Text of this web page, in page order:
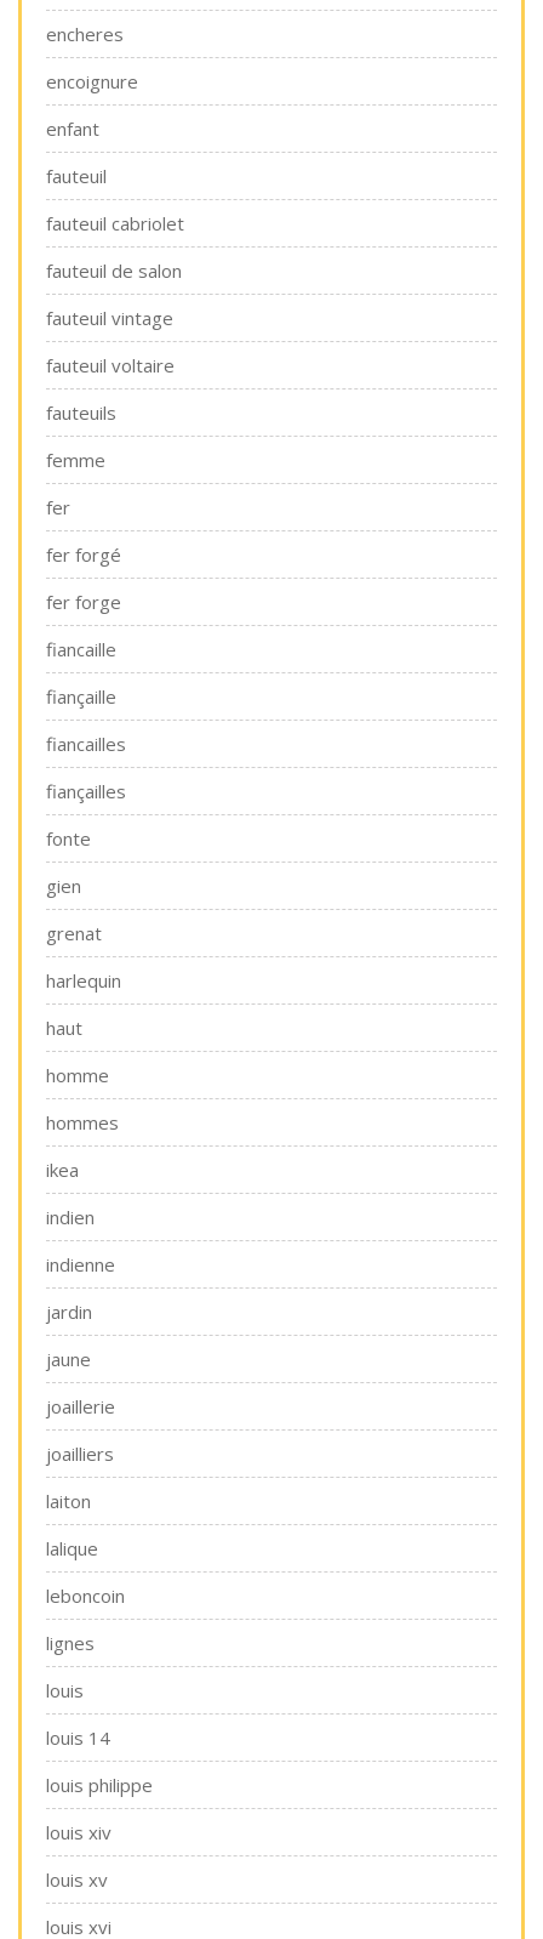
encheres
encoignure
enfant
fauteuil
fauteuil cabriolet
fauteuil de salon
fauteuil vintage
fauteuil voltaire
fauteuils
femme
fer
fer forgé
fer forge
fiancaille
fiançaille
fiancailles
fiançailles
fonte
gien
grenat
harlequin
haut
homme
hommes
ikea
indien
indienne
jardin
jaune
joaillerie
joailliers
laiton
lalique
leboncoin
lignes
louis
louis 14
louis philippe
louis xiv
louis xv
louis xvi